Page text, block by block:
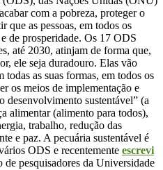
com a pobreza, proteger o
que as pessoas, em todos os
de prosperidade. Os 17 ODS
até 2030, atinjam de forma que,
ele seja duradouro. Elas vão
todas as suas formas, em todos os
os meios de implementação e
desenvolvimento sustentável” (a
alimentar (alimento para todos),
trabalho, redução das
e paz. A pecuária sustentável é
ODS e recentemente escrevi
de pesquisadores da Universidade